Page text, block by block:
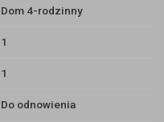
Dom 4-rodzinny
1
1
Do odnowienia